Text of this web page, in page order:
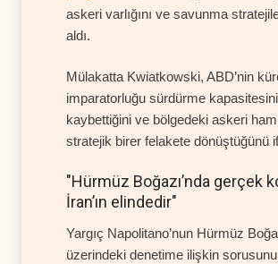
askeri varlığını ve savunma
aldı.
Mülakatta Kwiatkowski, ABD’nin
imparatorluğu sürdürme kapasitesini
kaybettiğini ve bölgedeki askeri
stratejik birer felakete dönüştüğünü
"Hürmüz Boğazı’nda gerçek
İran’ın elindedir"
Yargıç Napolitano’nun Hürmüz
üzerindeki denetime ilişkin sorusunu